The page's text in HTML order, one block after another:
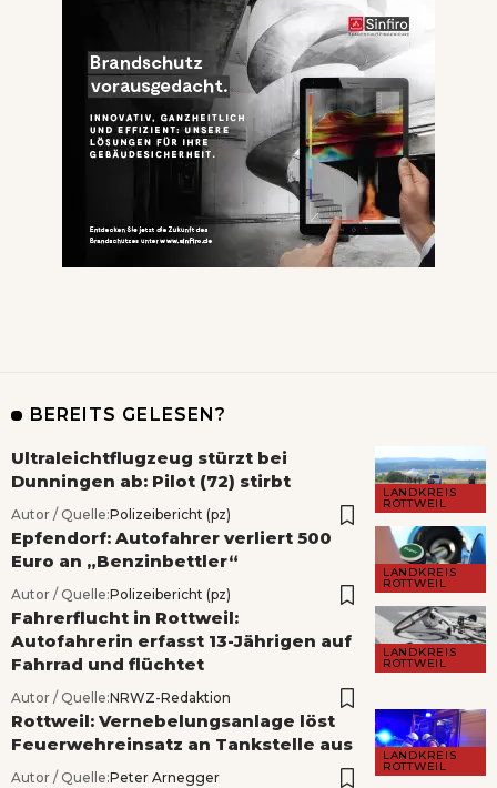
BEREITS GELESEN?
LANDKREIS
ROTTWEIL
Ultraleichtflugzeug stürzt bei
Dunningen ab: Pilot (72) stirbt
Autor / Quelle:Polizeibericht (pz)
LANDKREIS
ROTTWEIL
Epfendorf: Autofahrer verliert 500
Euro an „Benzinbettler“
Autor / Quelle:Polizeibericht (pz)
LANDKREIS
ROTTWEIL
Fahrerflucht in Rottweil:
Autofahrerin erfasst 13-Jährigen auf
Fahrrad und flüchtet
Autor / Quelle:NRWZ-Redaktion
LANDKREIS
ROTTWEIL
Rottweil: Vernebelungsanlage löst
Feuerwehreinsatz an Tankstelle aus
Autor / Quelle:Peter Arnegger